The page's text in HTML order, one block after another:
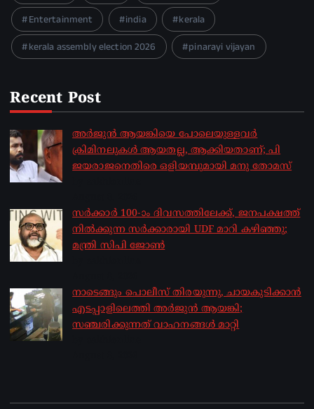
Entertainment
india
kerala
kerala assembly election 2026
pinarayi vijayan
Recent Post
അർജുൻ ആയങ്കിയെ പോലെയുള്ളവർ
ക്രിമിനലുകൾ ആയതല്ല, ആക്കിയതാണ്; പി
ജയരാജനെതിരെ ഒളിയമ്പുമായി മനു തോമസ്
സർക്കാർ 100-ാം ദിവസത്തിലേക്ക്, ജനപക്ഷത്ത്
നിൽക്കുന്ന സർക്കാരായി UDF മാറി കഴിഞ്ഞു;
മന്ത്രി സിപി ജോൺ
നാടെങ്ങും പൊലീസ് തിരയുന്നു, ചായകുടിക്കാൻ
എടപ്പാളിലെത്തി അർജുൻ ആയങ്കി;
സഞ്ചരിക്കുന്നത് വാഹനങ്ങൾ മാറ്റി